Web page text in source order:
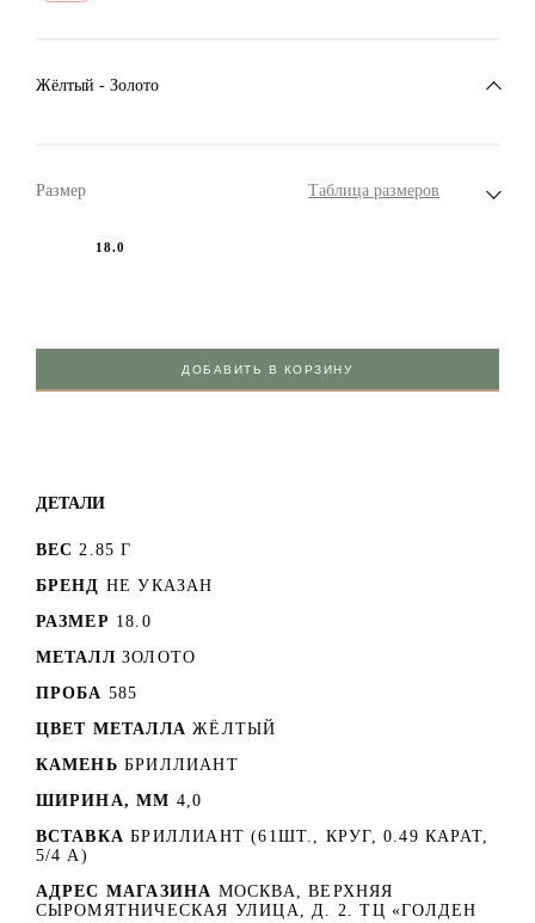
Жёлтый - Золото
Размер Таблица размеров
18.0
ДОБАВИТЬ В КОРЗИНУ
ДЕТАЛИ
ВЕС 2.85 Г
БРЕНД НЕ УКАЗАН
РАЗМЕР 18.0
МЕТАЛЛ ЗОЛОТО
ПРОБА 585
ЦВЕТ МЕТАЛЛА ЖЁЛТЫЙ
КАМЕНЬ БРИЛЛИАНТ
ШИРИНА, ММ 4,0
ВСТАВКА БРИЛЛИАНТ (61ШТ., КРУГ, 0.49 КАРАТ,
5/4 А)
АДРЕС МАГАЗИНА МОСКВА, ВЕРХНЯЯ
СЫРОМЯТНИЧЕСКАЯ УЛИЦА, Д. 2. ТЦ «ГОЛДЕН